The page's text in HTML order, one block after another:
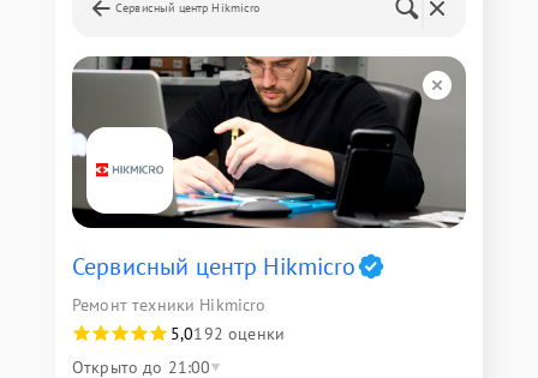
Сервисный центр Hikmicro
Сервисный центр Hikmicro
Ремонт техники Hikmicro
5,0192 оценки
Открыто до 21:00